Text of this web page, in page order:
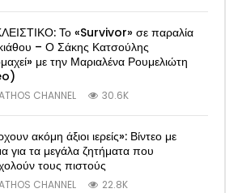
Το «Survivor» σε παραλία
– Ο Σάκης Κατσούλης
με την Μαριαλένα Ρουμελιώτη
CHANNEL 30.6K
ακόμη άξιοι ιερείς»: Βίντεο με
για τα μεγάλα ζητήματα που
τους πιστούς
CHANNEL 22.8K